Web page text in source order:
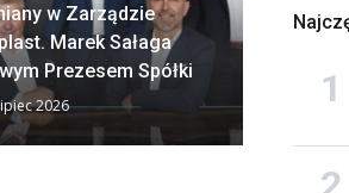
w Zarządzie
Marek Sałaga
Prezesem Spółki
2026
Okna
zakupem
13 lipiec